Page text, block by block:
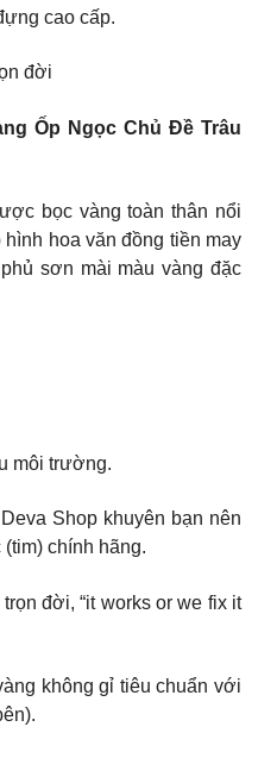
cao cấp.
đời
Ốp Ngọc Chủ Đề Trâu
bọc vàng toàn thân nổi
hoa văn đồng tiền may
sơn mài màu vàng đặc
môi trường.
Shop khuyên bạn nên
chính hãng.
đời, “it works or we fix it
không gỉ tiêu chuẩn với